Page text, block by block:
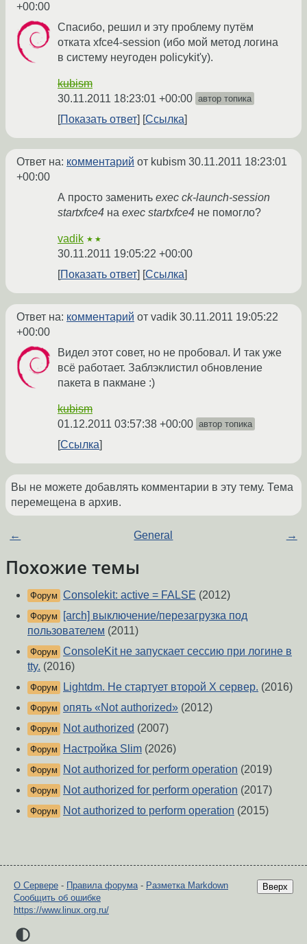
+00:00
Спасибо, решил и эту проблему путём
отката xfce4-session (ибо мой метод логина
в систему неугоден policykit'у).
kubism
30.11.2011 18:23:01 +00:00 автор топика
Показать ответ Ссылка
Ответ на: комментарий от kubism 30.11.2011 18:23:01
+00:00
А просто заменить exec ck-launch-session
startxfce4 на exec startxfce4 не помогло?
vadik ★★
30.11.2011 19:05:22 +00:00
Показать ответ
Ссылка
Ответ на: комментарий от vadik 30.11.2011 19:05:22
+00:00
Видел этот совет, но не пробовал. И так уже
всё работает. Заблэклистил обновление
пакета в пакмане :)
kubism
01.12.2011 03:57:38 +00:00 автор топика
Ссылка
Вы не можете добавлять комментарии в эту тему. Тема
перемещена в архив.
← General →
Похожие темы
Форум Consolekit: active = FALSE (2012)
Форум
[arch] выключение/перезагрузка под
пользователем (2011)
Форум ConsoleKit не запускает сессию при логине в
tty. (2016)
Форум Lightdm. Не стартует второй Х сервер. (2016)
Форум опять «Not authorized» (2012)
Форум Not authorized (2007)
Форум Настройка Slim (2026)
Форум Not authorized for perform operation (2019)
Форум Not authorized for perform operation (2017)
Форум Not authorized to perform operation (2015)
Вверх
О Сервере - Правила форума- Разметка Markdown
Сообщить об ошибке
https://www.linux.org.ru/